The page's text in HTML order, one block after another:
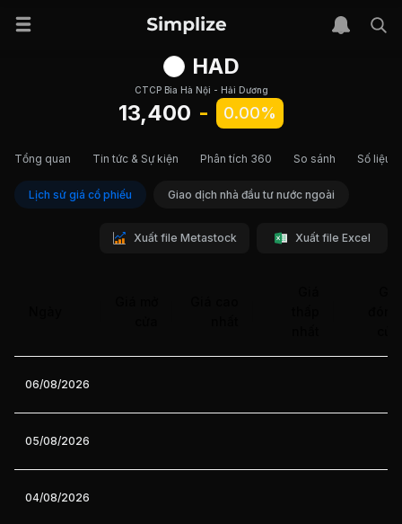
HAD
CTCP Bia Hà Nội - Hải Dương
13,400 - 0.00%
Tổng quan Tin tức & Sự kiện Phân tích 360 So sánh Số liệu
Lịch sử giá cổ phiếu Giao dịch nhà đầu tư nước ngoài
Xuất file Metastock Xuất file Excel
06/08/2026
05/08/2026
04/08/2026